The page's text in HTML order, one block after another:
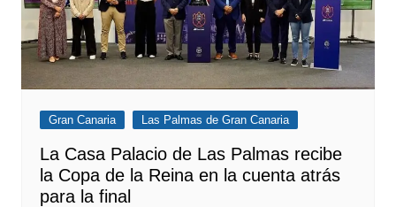
Gran Canaria Las Palmas de Gran Canaria
La Casa Palacio de Las Palmas recibe
la Copa de la Reina en la cuenta atrás
para la final